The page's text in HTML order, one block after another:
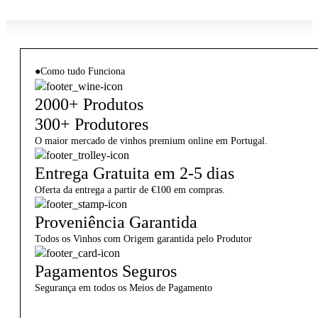
●Como tudo Funciona
2000+ Produtos
300+ Produtores
O maior mercado de vinhos premium online em Portugal.
Entrega Gratuita em 2-5 dias
Oferta da entrega a partir de €100 em compras.
Proveniência Garantida
Todos os Vinhos com Origem garantida pelo Produtor
Pagamentos Seguros
Segurança em todos os Meios de Pagamento